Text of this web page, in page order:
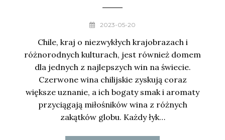
2023-05-20
Chile, kraj o niezwykłych krajobrazach i
różnorodnych kulturach, jest również domem
dla jednych z najlepszych win na świecie.
Czerwone wina chilijskie zyskują coraz
większe uznanie, a ich bogaty smak i aromaty
przyciągają miłośników wina z różnych
zakątków globu. Każdy łyk…